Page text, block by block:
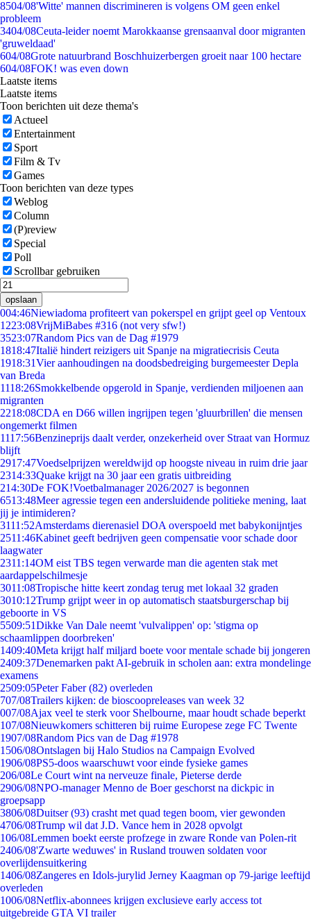
8504/08'Witte' mannen discrimineren is volgens OM geen enkel
probleem
3404/08Ceuta-leider noemt Marokkaanse grensaanval door migranten
'gruweldaad'
604/08Grote natuurbrand Boschhuizerbergen groeit naar 100 hectare
604/08FOK! was even down
Laatste items
Laatste items
Toon berichten uit deze thema's
Actueel
Entertainment
Sport
Film & Tv
Games
Toon berichten van deze types
Weblog
Column
(P)review
Special
Poll
Scrollbar gebruiken
opslaan
004:46Niewiadoma profiteert van pokerspel en grijpt geel op Ventoux
1223:08VrijMiBabes #316 (not very sfw!)
3523:07Random Pics van de Dag #1979
1818:47Italië hindert reizigers uit Spanje na migratiecrisis Ceuta
1918:31Vier aanhoudingen na doodsbedreiging burgemeester Depla
van Breda
1118:26Smokkelbende opgerold in Spanje, verdienden miljoenen aan
migranten
2218:08CDA en D66 willen ingrijpen tegen 'gluurbrillen' die mensen
ongemerkt filmen
1117:56Benzineprijs daalt verder, onzekerheid over Straat van Hormuz
blijft
2917:47Voedselprijzen wereldwijd op hoogste niveau in ruim drie jaar
2314:33Quake krijgt na 30 jaar een gratis uitbreiding
214:30De FOK!Voetbalmanager 2026/2027 is begonnen
6513:48Meer agressie tegen een andersluidende politieke mening, laat
jij je intimideren?
3111:52Amsterdams dierenasiel DOA overspoeld met babykonijntjes
2511:46Kabinet geeft bedrijven geen compensatie voor schade door
laagwater
2311:14OM eist TBS tegen verwarde man die agenten stak met
aardappelschilmesje
3011:08Tropische hitte keert zondag terug met lokaal 32 graden
3010:12Trump grijpt weer in op automatisch staatsburgerschap bij
geboorte in VS
5509:51Dikke Van Dale neemt 'vulvalippen' op: 'stigma op
schaamlippen doorbreken'
1409:40Meta krijgt half miljard boete voor mentale schade bij jongeren
2409:37Denemarken pakt AI-gebruik in scholen aan: extra mondelinge
examens
2509:05Peter Faber (82) overleden
707/08Trailers kijken: de bioscoopreleases van week 32
007/08Ajax veel te sterk voor Shelbourne, maar houdt schade beperkt
107/08Nieuwkomers schitteren bij ruime Europese zege FC Twente
1907/08Random Pics van de Dag #1978
1506/08Ontslagen bij Halo Studios na Campaign Evolved
1906/08PS5-doos waarschuwt voor einde fysieke games
206/08Le Court wint na nerveuze finale, Pieterse derde
2906/08NPO-manager Menno de Boer geschorst na dickpic in
groepsapp
3806/08Duitser (93) crasht met quad tegen boom, vier gewonden
4706/08Trump wil dat J.D. Vance hem in 2028 opvolgt
106/08Lemmen boekt eerste profzege in zware Ronde van Polen-rit
2406/08'Zwarte weduwes' in Rusland trouwen soldaten voor
overlijdensuitkering
1406/08Zangeres en Idols-jurylid Jerney Kaagman op 79-jarige leeftijd
overleden
1006/08Netflix-abonnees krijgen exclusieve early access tot
uitgebreide GTA VI trailer